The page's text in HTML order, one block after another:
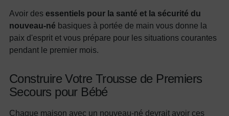
Avoir des essentiels pour la santé et la sécurité du
nouveau-né basiques à portée de main vous donne la
paix d'esprit et vous prépare pour les situations courantes
pendant le premier mois.
Construire Votre Trousse de Premiers
Secours pour Bébé
Chaque maison avec un nouveau-né devrait avoir ces